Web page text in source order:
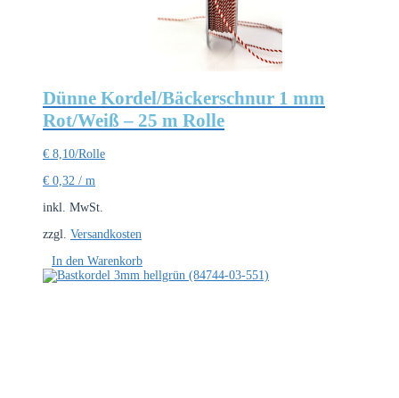
Dünne Kordel/Bäckerschnur 1 mm
Rot/Weiß – 25 m Rolle
€ 8,10/Rolle
€ 0,32 / m
inkl. MwSt.
zzgl. Versandkosten
In den Warenkorb